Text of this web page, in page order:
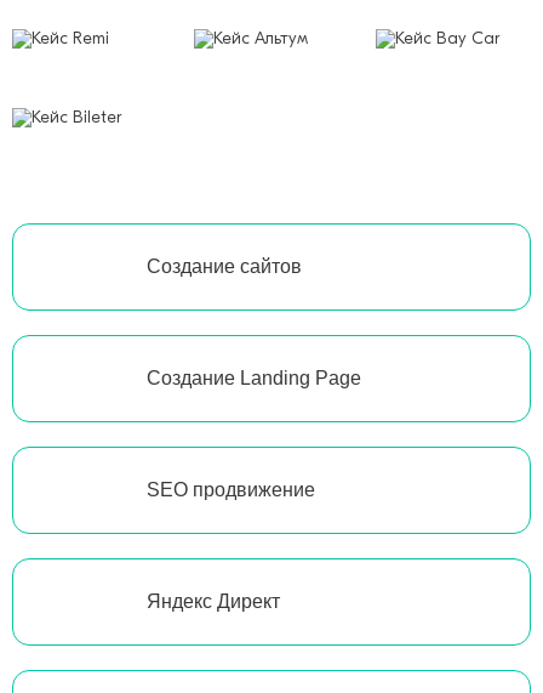
Создание сайтов
Создание Landing Page
SEO продвижение
Яндекс Директ